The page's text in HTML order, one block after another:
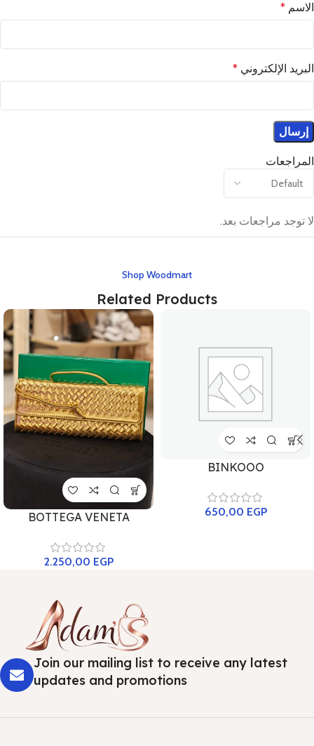
المراجعات
لا توجد مراجعات بعد.
الاسم *
البريد الإلكتروني *
Shop Woodmart
Related Products
BINKOOO
650,00 EGP
BOTTEGA VENETA
2.250,00 EGP
Join our mailing list to receive any latest
updates and promotions